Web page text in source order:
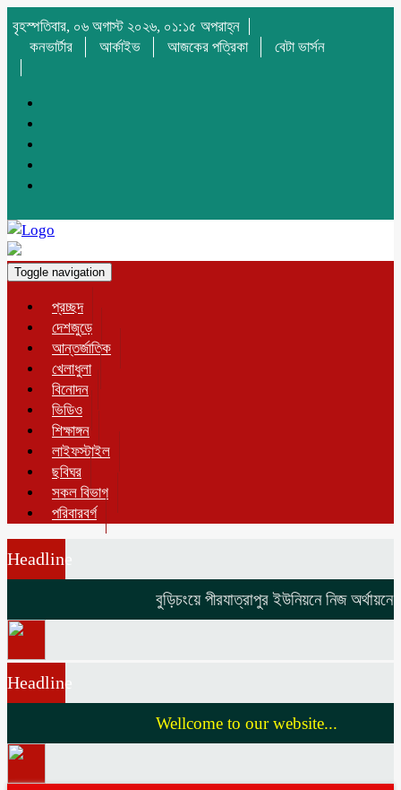
বৃহস্পতিবার, ০৬ অগাস্ট ২০২৬, ০১:১৫ অপরাহ্ন
কনভার্টার
আর্কাইভ আজকের পত্রিকা বেটা ভার্সন
Toggle navigation
প্রচ্ছদ
দেশজুড়ে
আন্তর্জাতিক
খেলাধুলা
বিনোদন
ভিডিও
শিক্ষাঙ্গন
লাইফস্টাইল
ছবিঘর
সকল বিভাগ
পরিবারবর্গ
Headline
বুড়িচংয়ে পীরযাত্রাপুর ইউনিয়নে নিজ অর্থায়নে
Headline
Wellcome to our website...